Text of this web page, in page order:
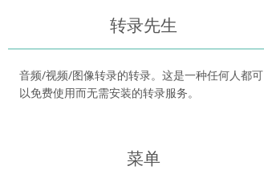
转录先生
音频/视频/图像转录的转录。这是一种任何人都可
以免费使用而无需安装的转录服务。
菜单